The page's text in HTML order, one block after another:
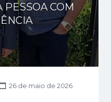
COM
26 de maio de 2026